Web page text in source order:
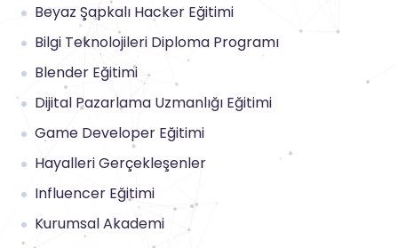
Beyaz Şapkalı Hacker Eğitimi
Bilgi Teknolojileri Diploma Programı
Blender Eğitimi
Dijital Pazarlama Uzmanlığı Eğitimi
Game Developer Eğitimi
Hayalleri Gerçekleşenler
Influencer Eğitimi
Kurumsal Akademi